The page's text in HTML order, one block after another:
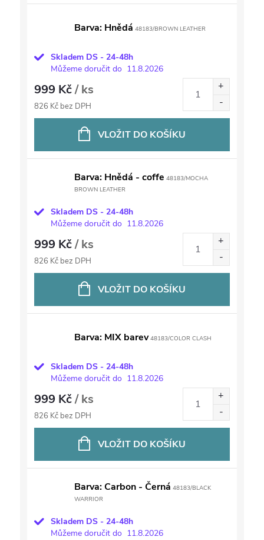
Barva: Hnědá 48183/BROWN LEATHER
Skladem DS - 24-48h
Můžeme doručit do 11.8.2026
999 Kč/ ks
826 Kč bez DPH
VLOŽIT DO KOŠÍKU
Barva: Hnědá - coffe 48183/MOCHA
BROWN LEATHER
Skladem DS - 24-48h
Můžeme doručit do 11.8.2026
999 Kč/ ks
826 Kč bez DPH
VLOŽIT DO KOŠÍKU
Barva: MIX barev48183/COLOR CLASH
Skladem DS - 24-48h
Můžeme doručit do 11.8.2026
999 Kč/ ks
826 Kč bez DPH
VLOŽIT DO KOŠÍKU
Barva: Carbon - Černá 48183/BLACK
WARRIOR
Skladem DS - 24-48h
Můžeme doručit do 11.8.2026